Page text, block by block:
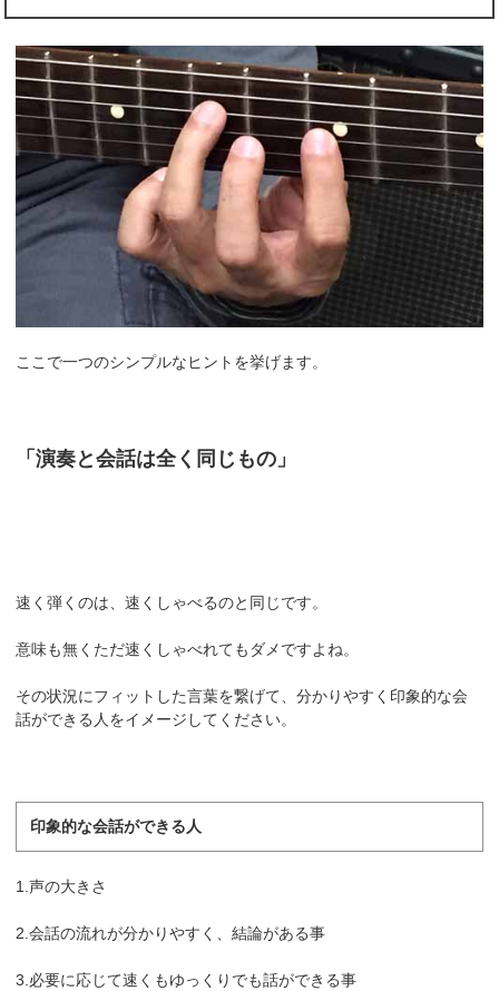
ここで一つのシンプルなヒントを挙げます。
「演奏と会話は全く同じもの」
速く弾くのは、速くしゃべるのと同じです。
意味も無くただ速くしゃべれてもダメですよね。
その状況にフィットした言葉を繋げて、分かりやすく印象的な会
話ができる人をイメージしてください。
印象的な会話ができる人
1.声の大きさ
2.会話の流れが分かりやすく、結論がある事
3.必要に応じて速くもゆっくりでも話ができる事